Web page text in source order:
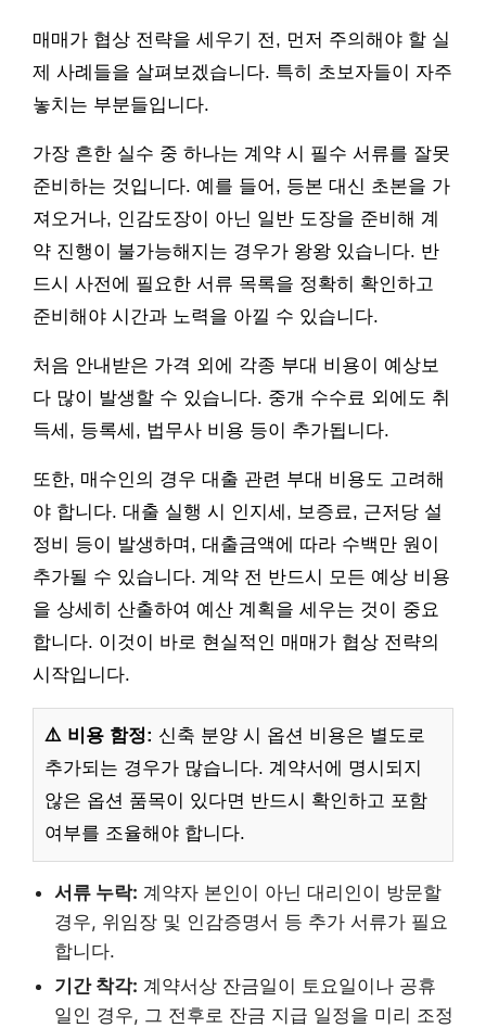
매매가 협상 전략을 세우기 전, 먼저 주의해야 할 실
제 사례들을 살펴보겠습니다. 특히 초보자들이 자주
놓치는 부분들입니다.
가장 흔한 실수 중 하나는 계약 시 필수 서류를 잘못
준비하는 것입니다. 예를 들어, 등본 대신 초본을 가
져오거나, 인감도장이 아닌 일반 도장을 준비해 계
약 진행이 불가능해지는 경우가 왕왕 있습니다. 반
드시 사전에 필요한 서류 목록을 정확히 확인하고
준비해야 시간과 노력을 아낄 수 있습니다.
처음 안내받은 가격 외에 각종 부대 비용이 예상보
다 많이 발생할 수 있습니다. 중개 수수료 외에도 취
득세, 등록세, 법무사 비용 등이 추가됩니다.
또한, 매수인의 경우 대출 관련 부대 비용도 고려해
야 합니다. 대출 실행 시 인지세, 보증료, 근저당 설
정비 등이 발생하며, 대출금액에 따라 수백만 원이
추가될 수 있습니다. 계약 전 반드시 모든 예상 비용
을 상세히 산출하여 예산 계획을 세우는 것이 중요
합니다. 이것이 바로 현실적인 매매가 협상 전략의
시작입니다.
⚠️ 비용 함정: 신축 분양 시 옵션 비용은 별도로
추가되는 경우가 많습니다. 계약서에 명시되지
않은 옵션 품목이 있다면 반드시 확인하고 포함
여부를 조율해야 합니다.
서류 누락: 계약자 본인이 아닌 대리인이 방문할
경우, 위임장 및 인감증명서 등 추가 서류가 필요
합니다.
기간 착각: 계약서상 잔금일이 토요일이나 공휴
일인 경우, 그 전후로 잔금 지급 일정을 미리 조정